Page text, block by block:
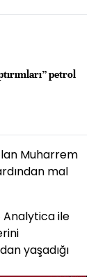
petrol
Muharrem
mal
Analytica ile
yaşadığı